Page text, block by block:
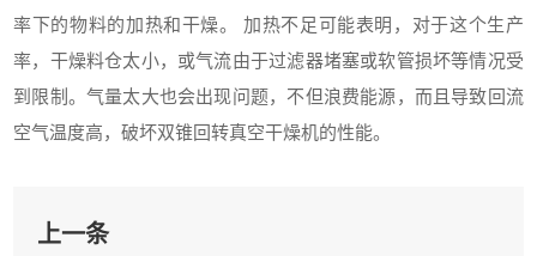
率下的物料的加热和干燥。 加热不足可能表明，对于这个生产
率，干燥料仓太小，或气流由于过滤器堵塞或软管损坏等情况受
到限制。气量太大也会出现问题，不但浪费能源，而且导致回流
空气温度高，破坏双锥回转真空干燥机的性能。
上一条